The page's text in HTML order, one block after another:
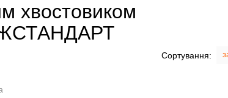
хвостовиком
Сортування: